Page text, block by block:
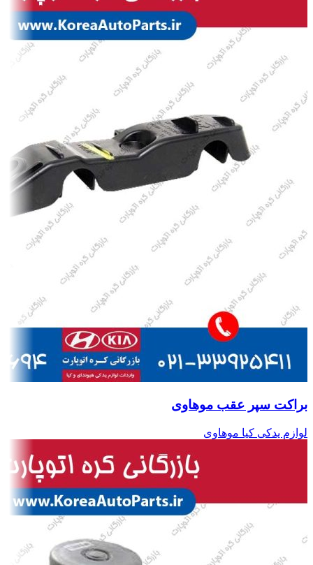
براکت سپر عقب موهاوی
لوازم یدکی کیا موهاوی